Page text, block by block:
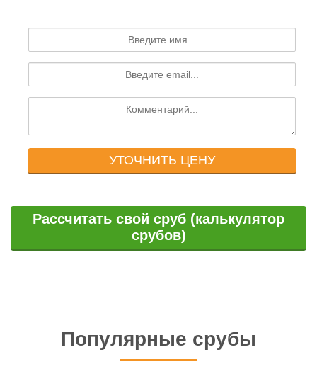
УТОЧНИТЬ ЦЕНУ
Рассчитать свой сруб (калькулятор
срубов)
Популярные срубы